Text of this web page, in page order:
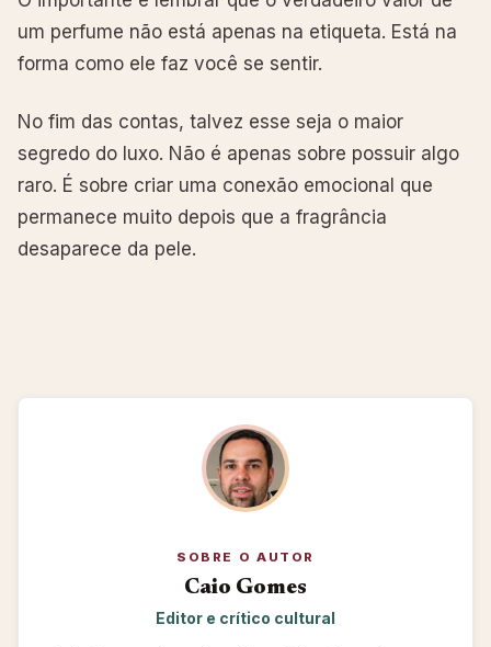
um perfume não está apenas na etiqueta. Está na
forma como ele faz você se sentir.
No fim das contas, talvez esse seja o maior
segredo do luxo. Não é apenas sobre possuir algo
raro. É sobre criar uma conexão emocional que
permanece muito depois que a fragrância
desaparece da pele.
SOBRE O AUTOR
Caio Gomes
Editor e crítico cultural